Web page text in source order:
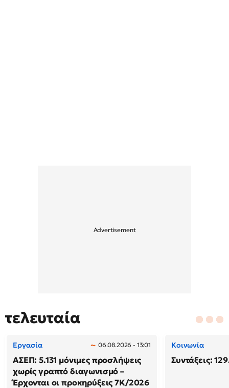
τελευταία
Εργασία 06.08.2026 - 13:01
ΑΣΕΠ: 5.131 μόνιμες προσλήψεις
χωρίς γραπτό διαγωνισμό –
Έρχονται οι προκηρύξεις 7Κ/2026
Κοινωνία
Συντάξεις: